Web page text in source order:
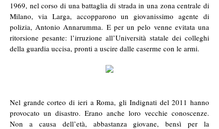
1969, nel corso di una battaglia di strada in una zona centrale di
Milano, via Larga, accopparono un giovanissimo agente di
polizia, Antonio Annarumma. E per un pelo venne evitata una
ritorsione pesante: l’irruzione all’Università statale dei colleghi
della guardia uccisa, pronti a uscire dalle caserme con le armi.
Nel grande corteo di ieri a Roma, gli Indignati del 2011 hanno
provocato un disastro. Erano anche loro vecchie conoscenze.
Non a causa dell’età, abbastanza giovane, bensì per la